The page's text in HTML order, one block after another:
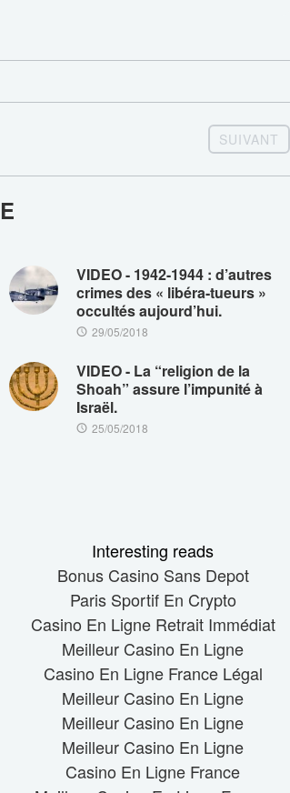
SUIVANT
VIDEO - 1942-1944 : d’autres
crimes des « libéra-tueurs »
occultés aujourd’hui.
29/05/2018
VIDEO - La “religion de la
Shoah” assure l’impunité à
Israël.
25/05/2018
Interesting reads
Bonus Casino Sans Depot
Paris Sportif En Crypto
Casino En Ligne Retrait Immédiat
Meilleur Casino En Ligne
Casino En Ligne France Légal
Meilleur Casino En Ligne
Meilleur Casino En Ligne
Meilleur Casino En Ligne
Casino En Ligne France